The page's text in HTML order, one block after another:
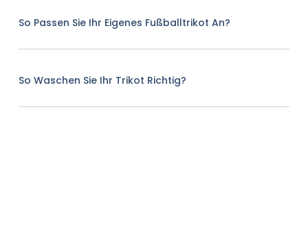
So Passen Sie Ihr Eigenes Fußballtrikot An?
So Waschen Sie Ihr Trikot Richtig?